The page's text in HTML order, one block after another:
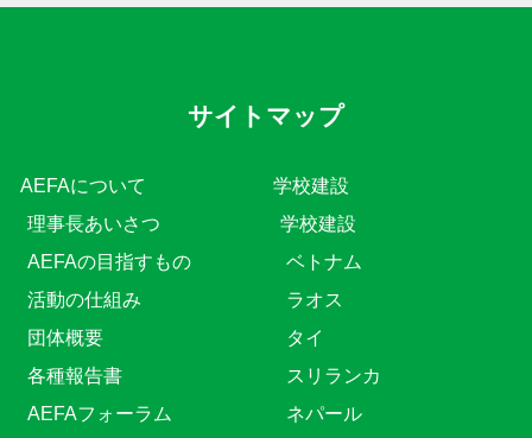
サイトマップ
AEFAについて
理事長あいさつ
AEFAの目指すもの
活動の仕組み
団体概要
各種報告書
AEFAフォーラム
学校建設
学校建設
ベトナム
ラオス
タイ
スリランカ
ネパール